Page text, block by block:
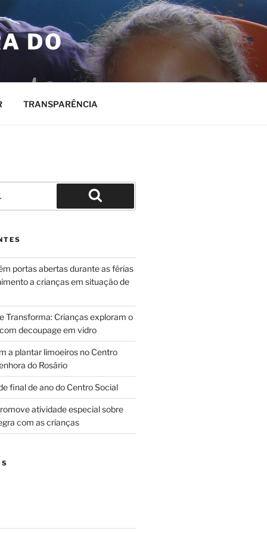
DO
TRANSPARÊNCIA
Pesquisar
portas abertas durante as férias
a crianças em situação de
Transforma: Crianças exploram o
decoupage em vidro
a plantar limoeiros no Centro
do Rosário
final de ano do Centro Social
atividade especial sobre
com as crianças